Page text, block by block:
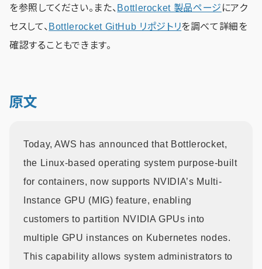
を参照してください。また、 Bottlerocket 製品ページ にアク
セスして、 Bottlerocket GitHub リポジトリを調べて詳細を
確認することもできます。
原文
Today, AWS has announced that Bottlerocket,
the Linux-based operating system purpose-built
for containers, now supports NVIDIA’s Multi-
Instance GPU (MIG) feature, enabling
customers to partition NVIDIA GPUs into
multiple GPU instances on Kubernetes nodes.
This capability allows system administrators to